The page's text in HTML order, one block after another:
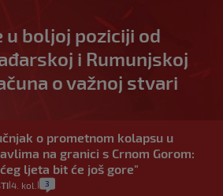
u boljoj poziciji od
i Rumunjskoj
o važnoj stvari
o prometnom kolapsu u
na granici s Crnom Gorom:
ljeta bit će još gore"
4. kol. 3